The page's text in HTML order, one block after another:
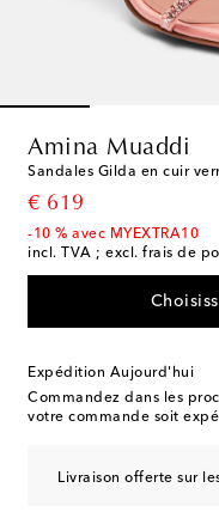
Amina Muaddi
Sandales Gilda en cuir
€ 619
original price
-10 % avec MYEXTRA10
incl. TVA ; excl. frais de
Expédition Aujourd'hui
Commandez dans les
votre commande soit
Livraison offerte sur